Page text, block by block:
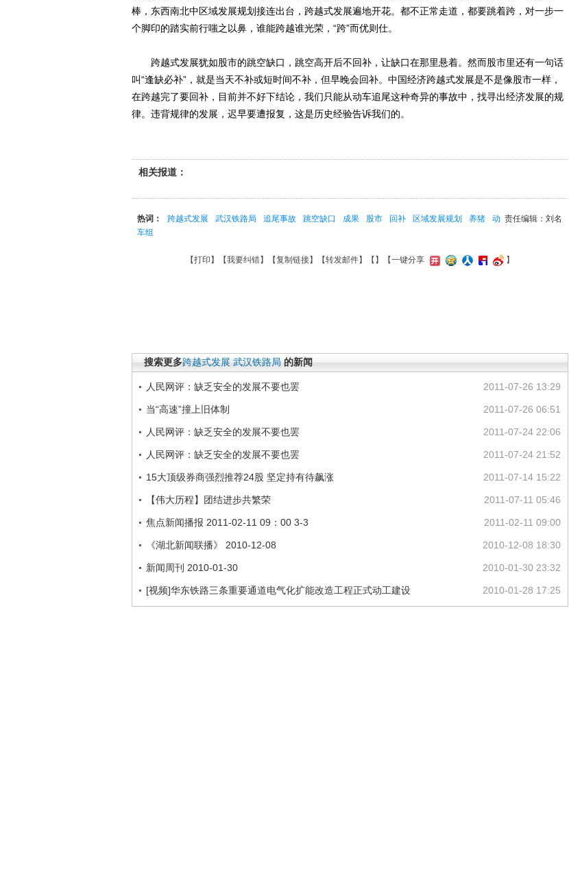
棒，东西南北中区域发展规划接连出台，跨越式发展遍地开花。都不正常走道，都要跳着跨，对一步一
个脚印的踏实前行嗤之以鼻，谁能跨越谁光荣，“跨”而优则仕。
跨越式发展犹如股市的跳空缺口，跳空高开后不回补，让缺口在那里悬着。然而股市里还有一句话
叫“逢缺必补”，就是当天不补或短时间不补，但早晚会回补。中国经济跨越式发展是不是像股市一样，
在跨越完了要回补，目前并不好下结论，我们只能从动车追尾这种奇异的事故中，找寻出经济发展的规
律。违背规律的发展，迟早要遭报复，这是历史经验告诉我们的。
相关报道：
责任编辑：刘名
热词： 跨越式发展 武汉铁路局 追尾事故 跳空缺口 成果 股市 回补 区域发展规划 养猪
动
车组
【打印 】【我要纠错】【复制链接】【转发邮件】【 】 【一键分享 】
搜索更多跨越式发展 武汉铁路局 的新闻
2011-07-26 13:29
人民网评：缺乏安全的发展不要也罢
2011-07-26 06:51
当“高速”撞上旧体制
2011-07-24 22:06
人民网评：缺乏安全的发展不要也罢
2011-07-24 21:52
人民网评：缺乏安全的发展不要也罢
2011-07-14 15:22
15大顶级券商强烈推荐24股 坚定持有待飙涨
2011-07-11 05:46
【伟大历程】团结进步共繁荣
2011-02-11 09:00
焦点新闻播报 2011-02-11 09：00 3-3
2010-12-08 18:30
《湖北新闻联播》 2010-12-08
2010-01-30 23:32
新闻周刊 2010-01-30
2010-01-28 17:25
[视频]华东铁路三条重要通道电气化扩能改造工程正式动工建设